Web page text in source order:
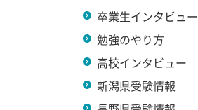
卒業生インタビュー
勉強のやり方
高校インタビュー
新潟県受験情報